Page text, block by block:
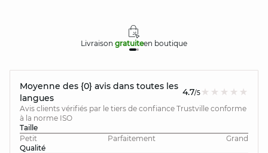
Livraison gratuiteen boutique
Moyenne des {0} avis dans toutes les
langues
4.7/5
Avis clients vérifiés par le tiers de confiance Trustville conforme
à la norme ISO
Taille
Petit
Parfaitement
Grand
Qualité